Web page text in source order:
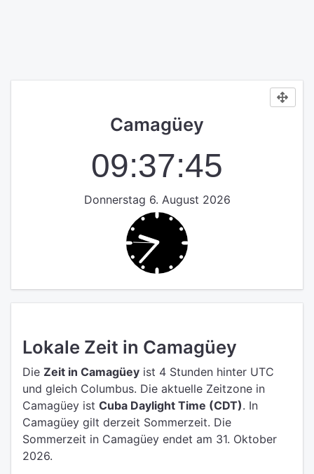
Camagüey
09:37:45
Donnerstag 6. August 2026
Lokale Zeit in Camagüey
Die Zeit in Camagüey ist 4 Stunden hinter UTC
und gleich Columbus. Die aktuelle Zeitzone in
Camagüey ist Cuba Daylight Time (CDT). In
Camagüey gilt derzeit Sommerzeit. Die
Sommerzeit in Camagüey endet am 31. Oktober
2026.